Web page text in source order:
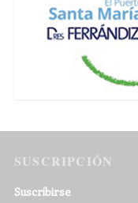
SUSCRIPCIÓN
Suscribirse